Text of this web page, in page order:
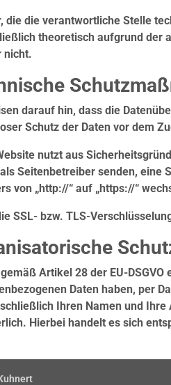
die die verantwortliche Stelle
theoretisch aufgrund der
nicht.
darauf hin, dass die
Schutz der Daten vor dem
nutzt aus
Seitenbetreiber senden, eine
von „http://“ auf „https://“
SSL- bzw. TLS-
Artikel 28 der EU-
Daten haben, per
Ihren Namen und
Hierbei handelt es sich